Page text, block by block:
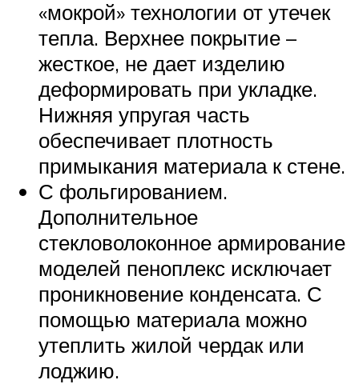
«мокрой» технологии от утечек
тепла. Верхнее покрытие –
жесткое, не дает изделию
деформировать при укладке.
Нижняя упругая часть
обеспечивает плотность
примыкания материала к стене.
С фольгированием.
Дополнительное
стекловолоконное армирование
моделей пеноплекс исключает
проникновение конденсата. С
помощью материала можно
утеплить жилой чердак или
лоджию.